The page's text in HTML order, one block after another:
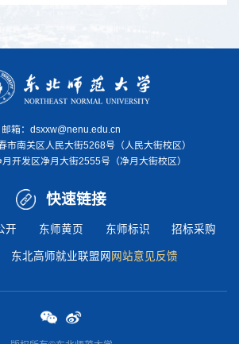
邮箱：dsxxw@nenu.edu.cn
市南关区人民大街5268号（人民大街校区）
开发区净月大街2555号（净月大街校区）
快速链接
开 东师黄页 东师标识 招标采购
东北高师就业联盟网 网站意见反馈